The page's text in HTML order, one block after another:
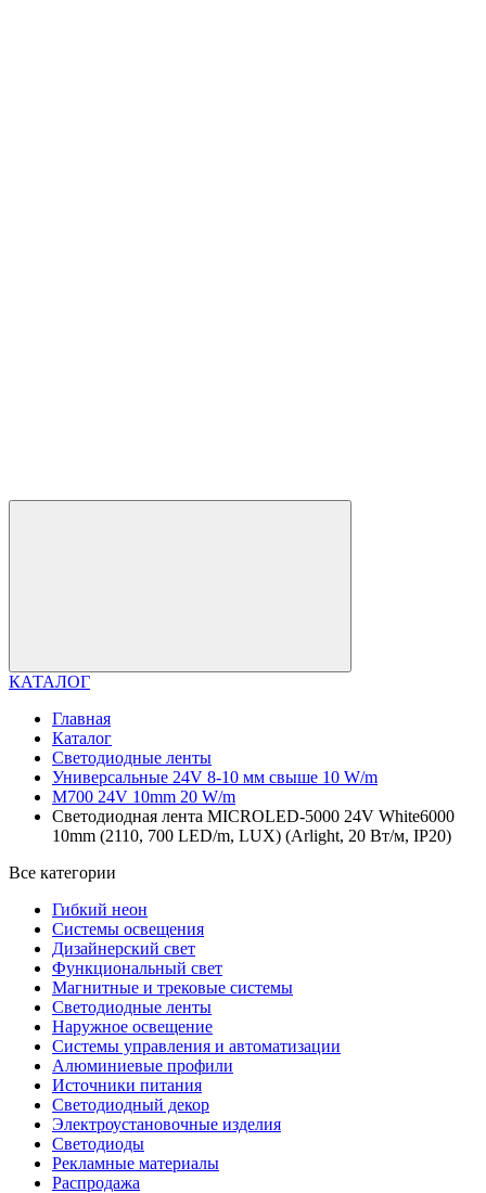
КАТАЛОГ
Главная
Каталог
Светодиодные ленты
Универсальные 24V 8-10 мм свыше 10 W/m
M700 24V 10mm 20 W/m
Светодиодная лента MICROLED-5000 24V White6000
10mm (2110, 700 LED/m, LUX) (Arlight, 20 Вт/м, IP20)
Все категории
Гибкий неон
Системы освещения
Дизайнерский свет
Функциональный свет
Магнитные и трековые системы
Светодиодные ленты
Наружное освещение
Системы управления и автоматизации
Алюминиевые профили
Источники питания
Светодиодный декор
Электроустановочные изделия
Светодиоды
Рекламные материалы
Распродажа